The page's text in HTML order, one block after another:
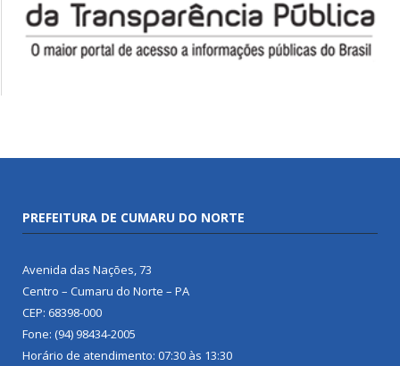
PREFEITURA DE CUMARU DO NORTE
Avenida das Nações, 73
Centro – Cumaru do Norte – PA
CEP: 68398-000
Fone: (94) 98434-2005
Horário de atendimento: 07:30 às 13:30